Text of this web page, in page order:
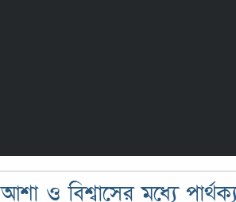
আশা ও বিশ্বাসের মধ্যে